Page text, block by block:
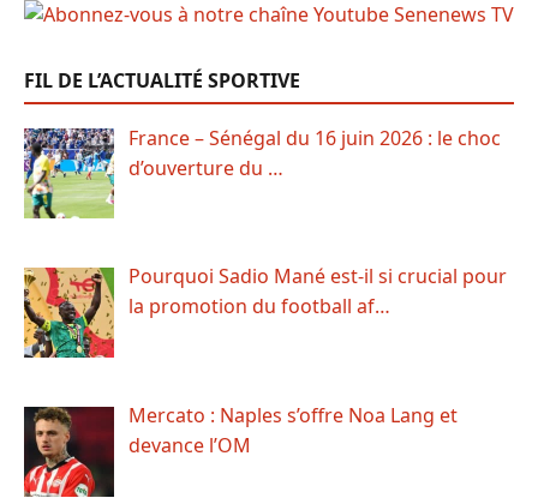
FIL DE L’ACTUALITÉ SPORTIVE
France – Sénégal du 16 juin 2026 : le choc
d’ouverture du …
Pourquoi Sadio Mané est-il si crucial pour
la promotion du football af…
Mercato : Naples s’offre Noa Lang et
devance l’OM